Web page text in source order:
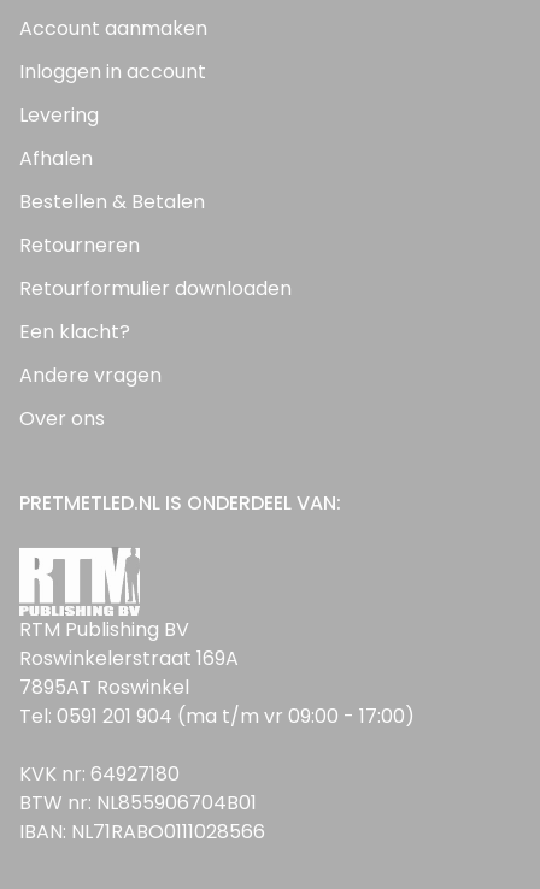
Account aanmaken
Inloggen in account
Levering
Afhalen
Bestellen & Betalen
Retourneren
Retourformulier downloaden
Een klacht?
Andere vragen
Over ons
PRETMETLED.NL IS ONDERDEEL VAN:
RTM Publishing BV
Roswinkelerstraat 169A
7895AT Roswinkel
Tel: 0591 201 904 (ma t/m vr 09:00 - 17:00)
KVK nr: 64927180
BTW nr: NL855906704B01
IBAN: NL71RABO0111028566